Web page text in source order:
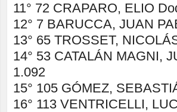
11° 72 CRAPARO, ELIO
12° 7 BARUCCA, JUAN
13° 65 TROSSET,
14° 53 CATALÁN MAGNI,
1.092
15° 105 GÓMEZ,
16° 113 VENTRICELLI,